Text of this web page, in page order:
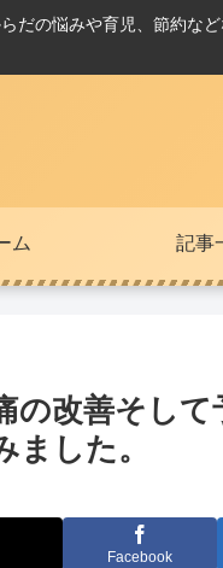
だの悩みや育児、節約な
ム 記事
の改善そし
ました。
Facebook